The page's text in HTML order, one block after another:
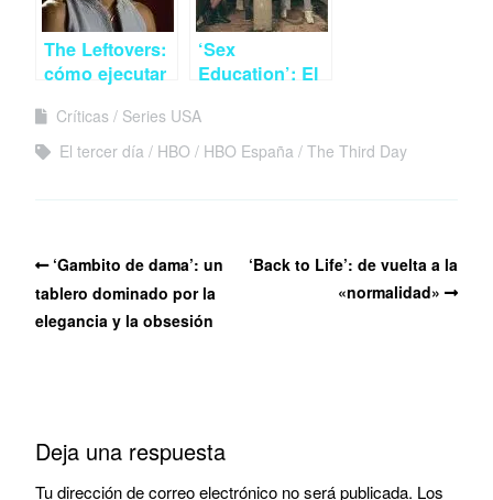
The Leftovers:
cómo ejecutar
dramática
convincente
‘Sex
Education’: El
tabú en
tiempos de
Críticas
Series USA
El tercer día
HBO HBO España The Third Day
‘Gambito de dama’: un
tablero dominado por la
elegancia y la obsesión
‘Back to Life’: de vuelta a la
«normalidad»
Deja una respuesta
Tu dirección de correo electrónico no será publicada. Los